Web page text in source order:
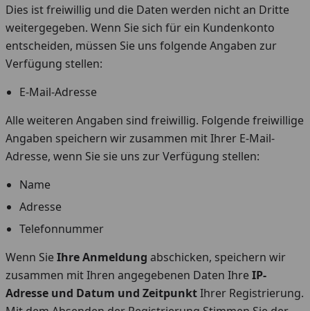
Dies ist freiwillig und die Daten werden nicht an Dritte
weitergegeben. Wenn Sie sich für ein Kundenkonto
entscheiden, müssen Sie uns folgende Angaben zur
Verfügung stellen:
E-Mail-Adresse
Alle weiteren Angaben sind freiwillig. Folgende freiwillige
Angaben speichern wir zusammen mit Ihrer E-Mail-
Adresse, wenn Sie sie uns zur Verfügung stellen:
Name
Adresse
Telefonnummer
Wenn SieIhre Anmeldung abschicken, speichern wir
zusammen mit Ihren angegebenen Daten IhreIP-
Adresse und Datum und ZeitpunktIhrer Registrierung.